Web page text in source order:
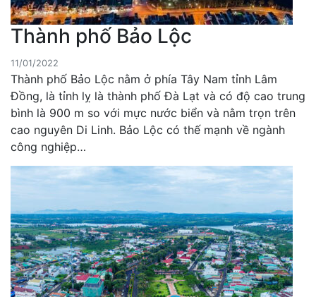
Thành phố Bảo Lộc
11/01/2022
Thành phố Bảo Lộc nằm ở phía Tây Nam tỉnh Lâm
Đồng, là tỉnh lỵ là thành phố Đà Lạt và có độ cao trung
bình là 900 m so với mực nước biển và nằm trọn trên
cao nguyên Di Linh. Bảo Lộc có thế mạnh về ngành
công nghiệp…